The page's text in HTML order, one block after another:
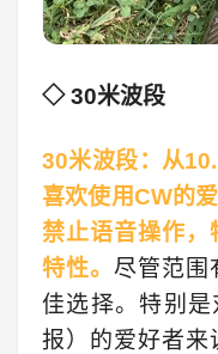
◇ 30米波段
30米波段：从
喜欢使用CW的
禁止语音操作，
特性。 尽管范围
佳选择。特别是
报）的爱好者来